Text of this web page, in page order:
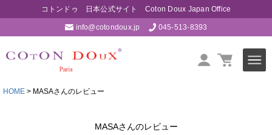
コトンドゥ 日本公式サイト Coton Doux Japan Office
info@cotondoux.jp 045-513-8393
HOME MASAさんのレビュー
MASAさんのレビュー